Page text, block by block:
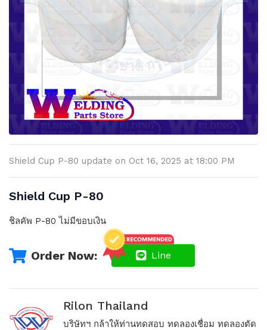
Shield Cup P-80 update on Oct 16, 2025 at 18:00 PM
Shield Cup P-80
ชิลคัพ P-80 ไม่มีขอบเงิน
Order Now: Line
Rilon Thailand
บริษัทฯ กล้าให้ท่านทดสอบ ทดลองเชื่อม ทดลองตัด